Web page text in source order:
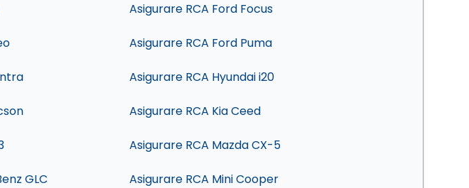
Asigurare RCA Ford Focus
Asigurare RCA Ford Puma
Asigurare RCA Hyundai i20
Asigurare RCA Kia Ceed
Asigurare RCA Mazda CX-5
GLC Asigurare RCA Mini Cooper